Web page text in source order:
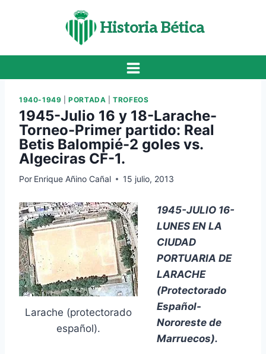
Historia Bética
1940-1949 |PORTADA |TROFEOS
1945-Julio 16 y 18-Larache-
Torneo-Primer partido: Real
Betis Balompié-2 goles vs.
Algeciras CF-1.
Por Enrique Añino Cañal 15 julio, 2013
Larache (protectorado
español).
1945-JULIO 16-
LUNES EN LA
CIUDAD
PORTUARIA DE
LARACHE
(Protectorado
Español-
Nororeste de
Marruecos).